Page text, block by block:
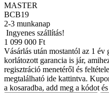
MASTER
BCB19
2-3 munkanap
Ingyenes szállítás!
1 099 000 Ft
Vásárlás után mostantól az 1
korlátozott garancia is jár,
regisztráció menetéről és
megtalálható ide kattintva.
a kosaradba, add meg a kódot